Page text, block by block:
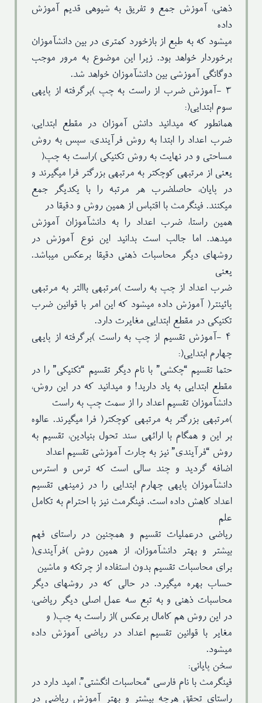
ذهنی، آموزش جمع و تفریق به شیوهی قدیم آموزش
داده
میشود که به طبع از بازخورد کمتری در بین دانشآموزان
برخوردار خواهد بود. زیرا این موضوع به مرور موجب
دوگانگی آموزشی بین دانشآموزان خواهد شد.
۳ -آموزش ضرب از راست به چپ )برگرفته از پایهی
سوم ابتدایی(:
همانطور که میدانید دانش آموزان در مقطع ابتدایی،
ضرب اعداد را ابتدا به روش فرآیندی، سپس به روش
مساحتی و در نهایت به روش تکنیکی )راست به چپ(
یعنی از مرتبهی کوچکتر به مرتبهی بزرگتر فرا میگیرند و
در پایان، حاصلضرب هر مرتبه را با یکدیگر جمع
میکنند. فینگرمث با اقتباس از همین روش و دقیقا در
همین راستا، ضرب اعداد را به دانشآموزان آموزش
میدهد. اما جالب است بدانید این نوع آموزش در
روشهای دیگر محاسبات ذهنی دقیقا برعکس میباشد.
یعنی
ضرب اعداد از چپ به راست )مرتبهی باالتر به مرتبهی
پائینتر( آموزش داده میشود که این امر با قوانین ضرب
تکنیکی در مقطع ابتدایی مغایرت دارد.
۴ -آموزش تقسیم از چپ به راست )برگرفته از پایهی
چهارم ابتدایی(:
حتما تقسیم “چکشی” با نام دیگر تقسیم “تکنیکی” را در
مقطع ابتدایی به یاد دارید! و میدانید که در این روش،
دانشآموزان تقسیم اعداد را از سمت چپ به راست
)مرتبهی بزرگتر به مرتبهی کوچکتر( فرا میگیرند. عالوه
بر این و همگام با ارائهی سند تحول بنیادین، تقسیم به
روش “فرآیندی” نیز به چارت آموزشی تقسیم اعداد
اضافه گردید و چند سالی است که ترس و استرس
دانشآموزان پایهی چهارم ابتدایی را در زمینهی تقسیم
اعداد کاهش داده است. فینگرمث نیز با احترام به تکامل
علم
ریاضی درعملیات تقسیم و همچنین در راستای فهم
بیشتر و بهتر دانشآموزان، از همین روش )فرآیندی(
برای محاسبات تقسیم بدون استفاده از چرتکه و ماشین
حساب بهره میگیرد. در حالی که در روشهای دیگر
محاسبات ذهنی و به تبع سه عمل اصلی دیگر ریاضی،
در این روش هم کامال برعکس )از راست به چپ( و
مغایر با قوانین تقسیم اعداد در ریاضی آموزش داده
میشود.
سخن پایانی:
فینگرمث با نام فارسی “محاسبات انگشتی”، امید دارد در
راستای تحقق هرچه بیشتر و بهتر آموزش ریاضی در